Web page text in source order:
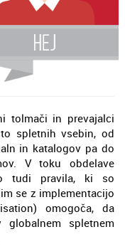
tolmači in prevajalci
spletnih vsebin, od
in katalogov pa do
V toku obdelave
tudi pravila, ki so
se z implementacijo
omogoča, da
spletnem